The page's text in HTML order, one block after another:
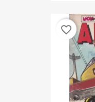
favorite_border